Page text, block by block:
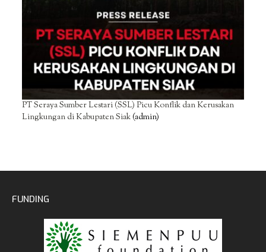
PT Seraya Sumber Lestari (SSL) Picu Konflik dan Kerusakan
Lingkungan di Kabupaten Siak(admin)
FUNDING